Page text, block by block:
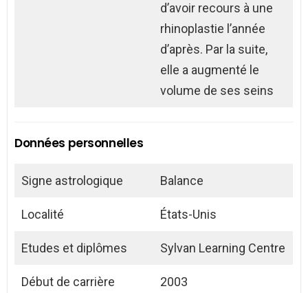
d’avoir recours à une
rhinoplastie l’année
d’après. Par la suite,
elle a augmenté le
volume de ses seins
Données personnelles
Signe astrologique Balance
Localité États-Unis
Etudes et diplômes Sylvan Learning Centre
Début de carrière 2003